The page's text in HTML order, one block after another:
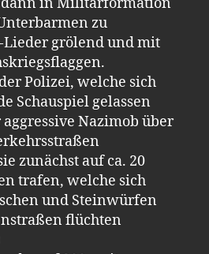
zu
Lieder grölend und mit
Polizei, welche sich
Schauspiel gelassen
aggressive Nazimob über
zunächst auf ca. 20
trafen, welche sich
und Steinwürfen
flüchten